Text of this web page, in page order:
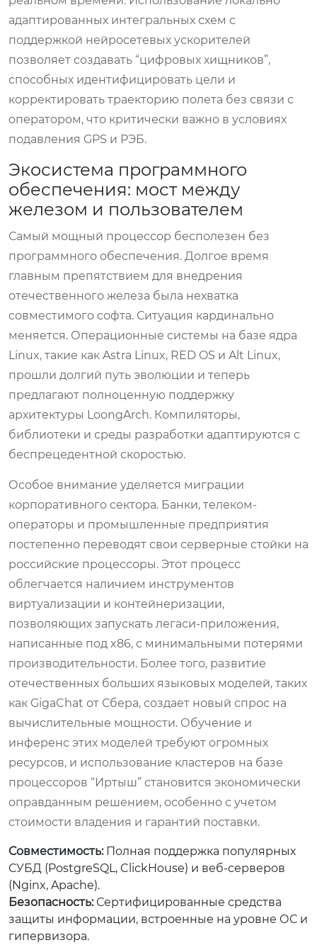
адаптированных интегральных схем с
поддержкой нейросетевых ускорителей
позволяет создавать “цифровых хищников”,
способных идентифицировать цели и
корректировать траекторию полета без связи с
оператором, что критически важно в условиях
подавления GPS и РЭБ.
Экосистема программного
обеспечения: мост между
железом и пользователем
Самый мощный процессор бесполезен без
программного обеспечения. Долгое время
главным препятствием для внедрения
отечественного железа была нехватка
совместимого софта. Ситуация кардинально
меняется. Операционные системы на базе ядра
Linux, такие как Astra Linux, RED OS и Alt Linux,
прошли долгий путь эволюции и теперь
предлагают полноценную поддержку
архитектуры LoongArch. Компиляторы,
библиотеки и среды разработки адаптируются с
беспрецедентной скоростью.
Особое внимание уделяется миграции
корпоративного сектора. Банки, телеком-
операторы и промышленные предприятия
постепенно переводят свои серверные стойки на
российские процессоры. Этот процесс
облегчается наличием инструментов
виртуализации и контейнеризации,
позволяющих запускать легаси-приложения,
написанные под x86, с минимальными потерями
производительности. Более того, развитие
отечественных больших языковых моделей, таких
как GigaChat от Сбера, создает новый спрос на
вычислительные мощности. Обучение и
инференс этих моделей требуют огромных
ресурсов, и использование кластеров на базе
процессоров “Иртыш” становится экономически
оправданным решением, особенно с учетом
стоимости владения и гарантий поставки.
Совместимость:Полная поддержка популярных
СУБД (PostgreSQL, ClickHouse) и веб-серверов
(Nginx, Apache).
Безопасность:Сертифицированные средства
защиты информации, встроенные на уровне ОС и
гипервизора.